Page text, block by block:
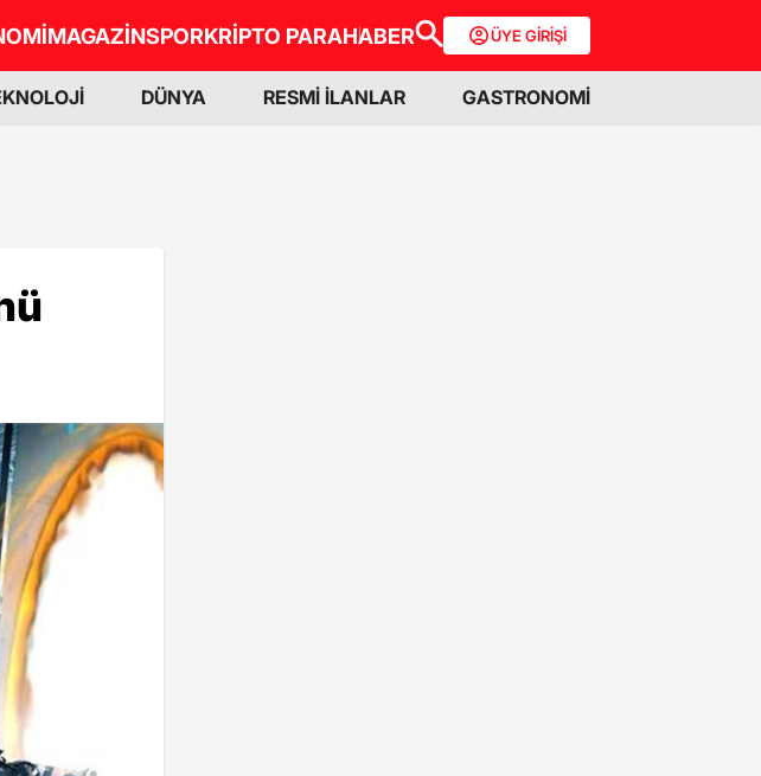
MAGAZİNSPORKRİPTO PARAHABER ÜYE GİRİŞİ
DÜNYA RESMİ İLANLAR GASTRONOMİ